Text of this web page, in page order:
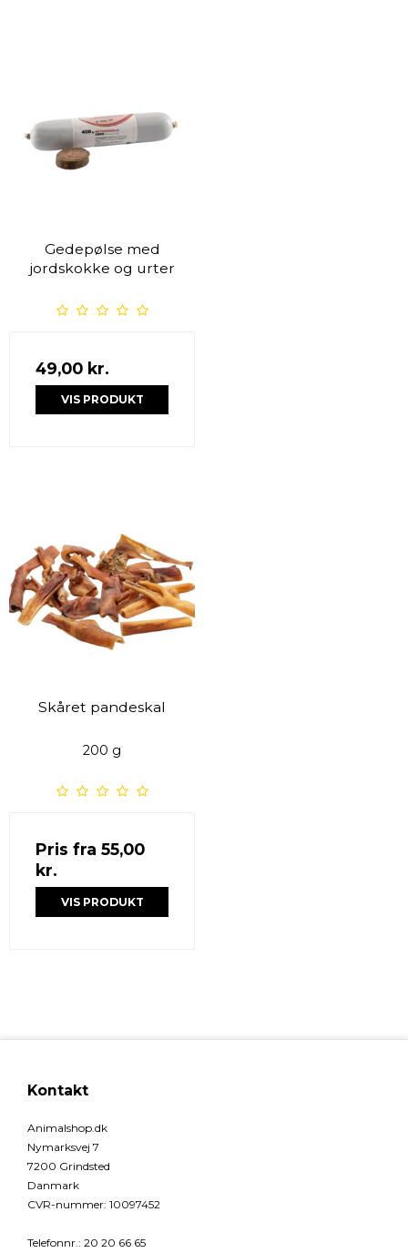
Gedepølse med
jordskokke og urter
49,00 kr.
VIS PRODUKT
Skåret pandeskal
200 g
Pris fra 55,00
kr.
VIS PRODUKT
Kontakt
Animalshop.dk
Nymarksvej 7
7200 Grindsted
Danmark
CVR-nummer: 10097452
Telefonnr. : 20 20 66 65